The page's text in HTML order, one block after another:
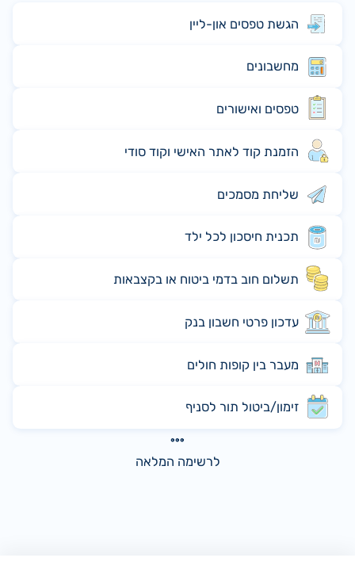
הגשת טפסים און-ליין
מחשבונים
טפסים ואישורים
הזמנת קוד לאתר האישי וקוד סודי
שליחת מסמכים
תכנית חיסכון לכל ילד
תשלום חוב בדמי ביטוח או בקצבאות
עדכון פרטי חשבון בנק
מעבר בין קופות חולים
זימון/ביטול תור לסניף
לרשימה המלאה